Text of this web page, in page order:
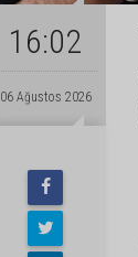
16:02
06 Ağustos 2026